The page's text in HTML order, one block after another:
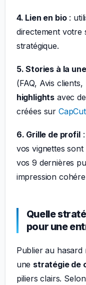
4. Lien en bio:
directement votre
stratégique.
5. Stories à la une
(FAQ, Avis
highlights avec
créées sur
6. Grille de profil:
vos vignettes
vos 9 dernières
impression
Quelle
pour une
Publier au
une stratégie de
piliers clairs.